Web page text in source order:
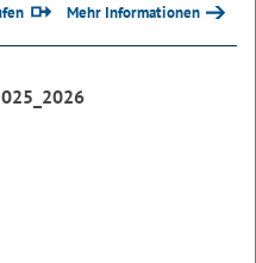
Mehr Informationen